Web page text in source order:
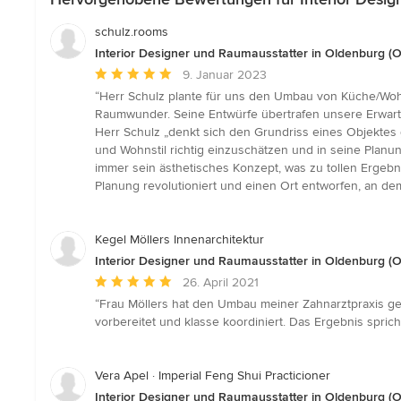
schulz.rooms
Interior Designer und Raumausstatter in Oldenburg
Durchschnittliche
Bewertung:
5
von
5
Sternen
9. Januar 2023
“Herr Schulz plante für uns den Umbau von Küche/
Raumwunder. Seine Entwürfe übertrafen unsere
Herr Schulz „denkt sich den Grundriss eines
und Wohnstil richtig einzuschätzen und in seine
immer sein ästhetisches Konzept, was zu tollen
Planung revolutioniert und einen Ort entworfen, an
Kegel Möllers Innenarchitektur
Interior Designer und Raumausstatter in Oldenburg
Durchschnittliche
Bewertung:
5
Sternen
26. April 2021
“Frau Möllers hat den Umbau meiner Zahnarztpraxis
vorbereitet und klasse koordiniert. Das Ergebnis
Vera Apel · Imperial Feng Shui Practicioner
Interior Designer und Raumausstatter in Oldenburg